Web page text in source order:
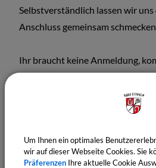
Selbstverständlich lassen wir uns
Anschluss gemeinsam
Ihr braucht keine Anmeldung,
Eure Gemeindejugendpflegerin
Um Ihnen ein optimales
wir auf dieser Webseite Cookies. Sie
Präferenzen Ihre aktuelle Cookie